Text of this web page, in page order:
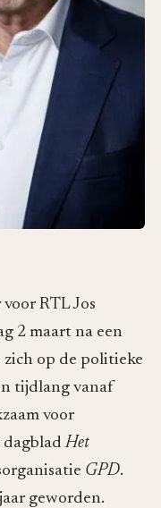
RTL Jos
2 maart na een
op de politieke
tijdlang vanaf
voor
dagbladHet
GPD.
geworden.